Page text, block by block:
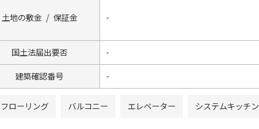
土地の敷金 / 保証金 -
国土法届出要否 -
建築確認番号 -
フローリング バルコニー エレベーター システムキッチン